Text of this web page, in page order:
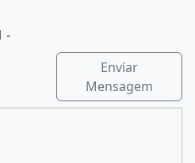
-
Enviar
Mensagem